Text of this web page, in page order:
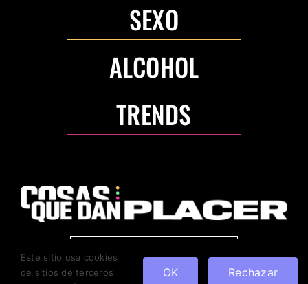
SEXO
ALCOHOL
TRENDS
ANUNCIA CON NOSOTROS
Este sitio usa cookies
de sitios de terceros
OK Rechazar